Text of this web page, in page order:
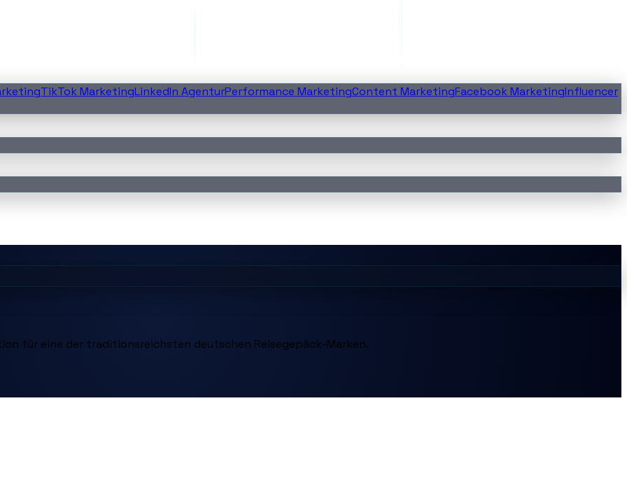
TikTok MarketingLinkedIn AgenturPerformance MarketingContent MarketingFacebook MarketingInfluencer
für eine der traditionsreichsten deutschen Reisegepäck-Marken.